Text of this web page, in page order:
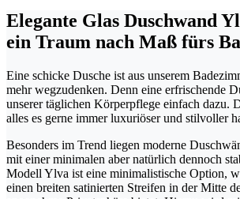
Elegante Glas Duschwand
ein Traum nach Maß fürs
Eine schicke Dusche ist aus unserem
mehr wegzudenken. Denn eine erfrischende
unserer täglichen Körperpflege einfach dazu.
alles es gerne immer luxuriöser und stilvoller
Besonders im Trend liegen moderne
mit einer minimalen aber natürlich dennoch
Modell Ylva ist eine minimalistische Option,
einen breiten satinierten Streifen in der Mitte